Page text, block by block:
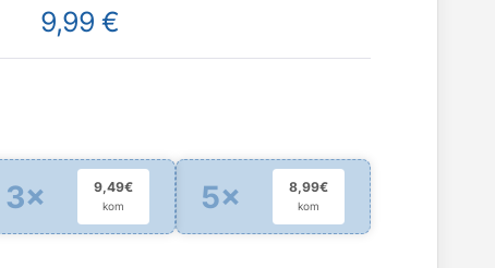
9,99 €
5× 8,99€
kom
3× 9,49€
kom